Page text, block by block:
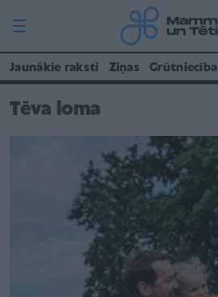
Jaunākie raksti Ziņas Grūtniecība
Tēva loma